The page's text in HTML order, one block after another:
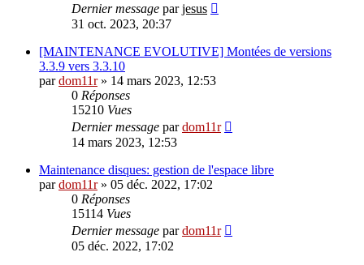
Dernier message parjesus
31 oct. 2023, 20:37
[MAINTENANCE EVOLUTIVE] Montées de versions
3.3.9 vers 3.3.10
pardom11r» 14 mars 2023, 12:53
0 Réponses
15210 Vues
Dernier message pardom11r
14 mars 2023, 12:53
Maintenance disques: gestion de l'espace libre
pardom11r» 05 déc. 2022, 17:02
0 Réponses
15114 Vues
Dernier message pardom11r
05 déc. 2022, 17:02